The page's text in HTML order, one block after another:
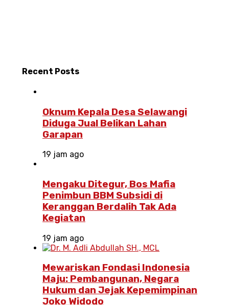
Recent Posts
Oknum Kepala Desa Selawangi
Diduga Jual Belikan Lahan
Garapan
19 jam ago
Mengaku Ditegur, Bos Mafia
Penimbun BBM Subsidi di
Keranggan Berdalih Tak Ada
Kegiatan
19 jam ago
Mewariskan Fondasi Indonesia
Maju: Pembangunan, Negara
Hukum dan Jejak Kepemimpinan
Joko Widodo